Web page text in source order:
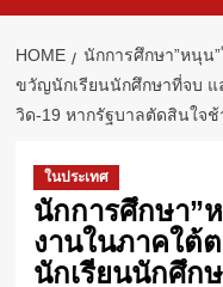
HOME
นักการศึกษา”หนุน
ขวัญนักเรียนนักศึกษาที่จบ
วิด-19 หากรัฐบาลตัดสินใจ
ในประเทศ
นักการศึกษา”
งานในภาคใต้
นักเรียนนักศึก